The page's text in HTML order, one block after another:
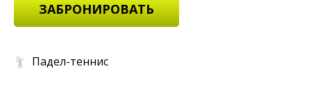
ЗАБРОНИРОВАТЬ
Падел-теннис